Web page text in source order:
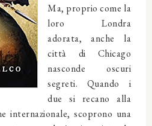
Ma, proprio come la
loro Londra
adorata, anche la
città di Chicago
nasconde oscuri
segreti. Quando i
due si recano alla
internazionale, scoprono una